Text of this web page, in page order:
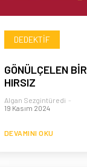
DEDEKTIF
GÖNÜLÇELEN BİR
HIRSIZ
Algan Sezgintüredi -
19 Kasım 2024
DEVAMINI OKU